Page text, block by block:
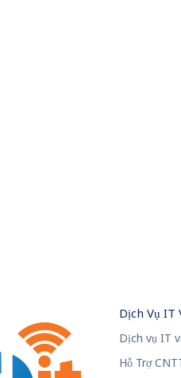
Dịch Vụ IT
Dịch vụ IT
Hỗ Trợ